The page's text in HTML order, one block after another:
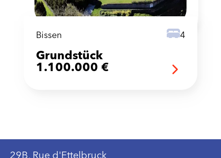
Bissen 4
Grundstück
1.100.000 €
29B, Rue d'Ettelbruck